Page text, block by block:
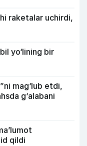
raketalar uchirdi,
yo‘lining bir
mag‘lub etdi,
g‘alabani
qildi